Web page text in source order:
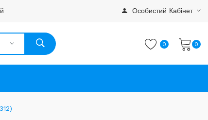
Особистий Кабінет
0 0